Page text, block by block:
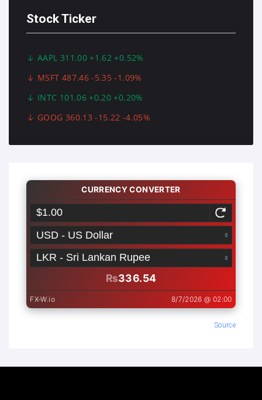
Stock Ticker
AAPL 311.00 +1.62 +0.52%
MSFT 487.46 -5.35 -1.09%
INTC 101.06 +0.20 +0.20%
GOOG 360.13 -15.22 -4.05%
Source